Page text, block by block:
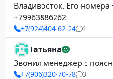
Владивосток. Его номера
+79963886262
+7(924)404-62-24 1
Татьяна
Звонил менеджер с
+7(906)320-70-78 3